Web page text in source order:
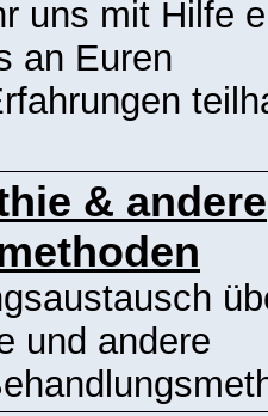
uns mit Hilfe
an Euren
& andere
und andere